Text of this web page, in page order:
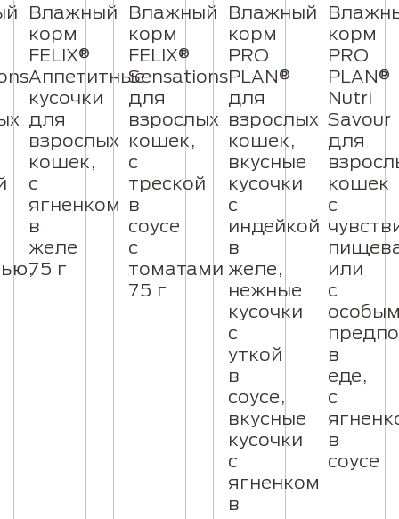
Влажный
корм
FELIX®
Аппетитные
кусочки
для
взрослых
кошек,
с
ягненком
в
желе
75 г
Влажный
корм
FELIX®
Sensations
для
взрослых
кошек,
с
треской
в
соусе
с
томатами
75 г
Влажный
корм
PRO
PLAN®
для
взрослых
кошек,
вкусные
кусочки
с
индейкой
в
желе,
нежные
кусочки
с
уткой
в
соусе,
вкусные
кусочки
с
ягненком
в
корм
PRO
PLAN®
Nutri
Savour
для
кошек
с
или
с
в
еде,
с
в
соусе